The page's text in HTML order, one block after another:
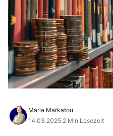
Maria Markatou
14.03.2025·2 Min Lesezeit